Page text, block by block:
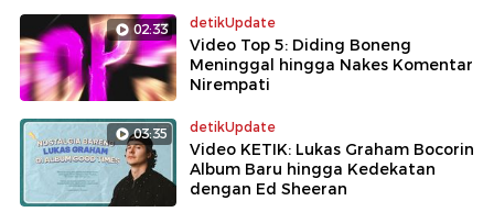
02:33 detikUpdate
Video Top 5: Diding Boneng
Meninggal hingga Nakes Komentar
Nirempati
03:35 detikUpdate
Video KETIK: Lukas Graham Bocorin
Album Baru hingga Kedekatan
dengan Ed Sheeran